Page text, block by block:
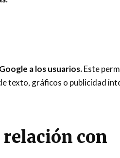
a los usuarios.Este
texto, gráficos o publicidad
con